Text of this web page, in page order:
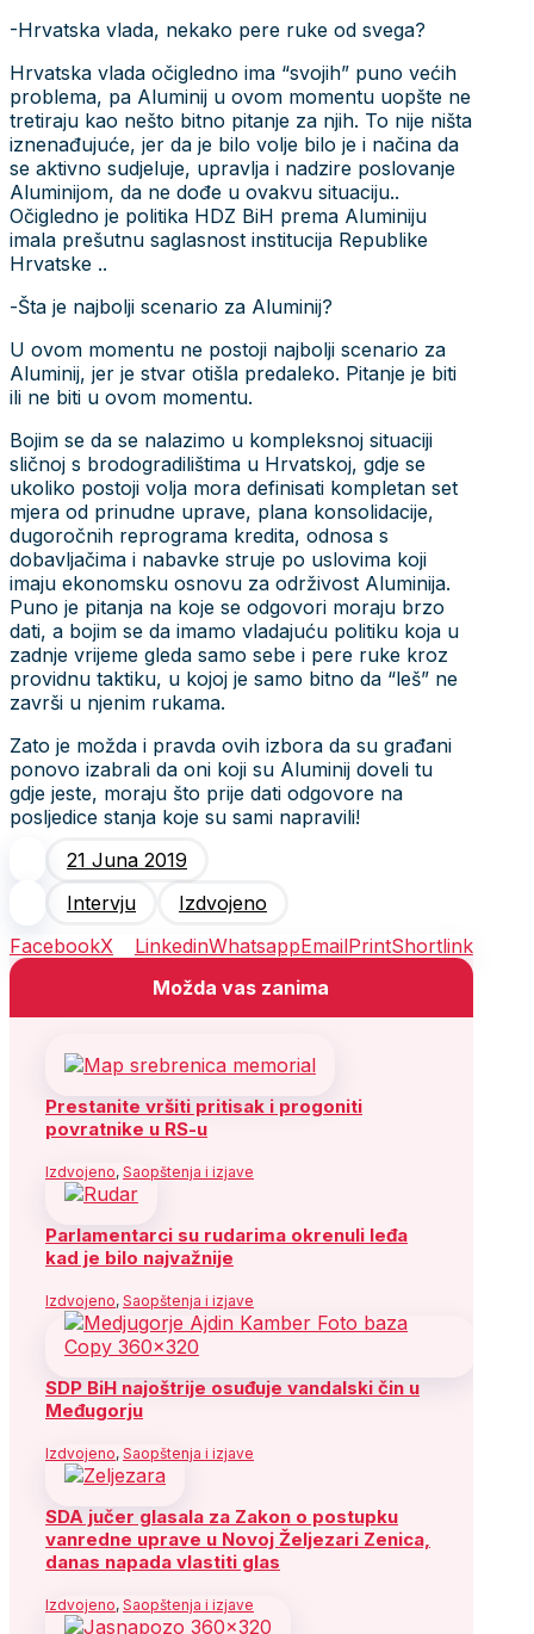
-Hrvatska vlada, nekako pere ruke od svega?
Hrvatska vlada očigledno ima “svojih” puno većih
problema, pa Aluminij u ovom momentu uopšte ne
tretiraju kao nešto bitno pitanje za njih. To nije ništa
iznenađujuće, jer da je bilo volje bilo je i načina da
se aktivno sudjeluje, upravlja i nadzire poslovanje
Aluminijom, da ne dođe u ovakvu situaciju..
Očigledno je politika HDZ BiH prema Aluminiju
imala prešutnu saglasnost institucija Republike
Hrvatske ..
-Šta je najbolji scenario za Aluminij?
U ovom momentu ne postoji najbolji scenario za
Aluminij, jer je stvar otišla predaleko. Pitanje je biti
ili ne biti u ovom momentu.
Bojim se da se nalazimo u kompleksnoj situaciji
sličnoj s brodogradilištima u Hrvatskoj, gdje se
ukoliko postoji volja mora definisati kompletan set
mjera od prinudne uprave, plana konsolidacije,
dugoročnih reprograma kredita, odnosa s
dobavljačima i nabavke struje po uslovima koji
imaju ekonomsku osnovu za održivost Aluminija.
Puno je pitanja na koje se odgovori moraju brzo
dati, a bojim se da imamo vladajuću politiku koja u
zadnje vrijeme gleda samo sebe i pere ruke kroz
providnu taktiku, u kojoj je samo bitno da “leš” ne
završi u njenim rukama.
Zato je možda i pravda ovih izbora da su građani
ponovo izabrali da oni koji su Aluminij doveli tu
gdje jeste, moraju što prije dati odgovore na
posljedice stanja koje su sami napravili!
21 Juna 2019
Intervju
Izdvojeno
FacebookX LinkedinWhatsappEmailPrintShortlink
Možda vas zanima
Prestanite vršiti pritisak i progoniti
povratnike u RS-u
Izdvojeno, Saopštenja i izjave
Parlamentarci su rudarima okrenuli leđa
kad je bilo najvažnije
Izdvojeno, Saopštenja i izjave
SDP BiH najoštrije osuđuje vandalski čin u
Međugorju
Izdvojeno, Saopštenja i izjave
SDA jučer glasala za Zakon o postupku
vanredne uprave u Novoj Željezari Zenica,
danas napada vlastiti glas
Izdvojeno, Saopštenja i izjave